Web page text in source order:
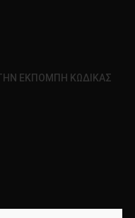
ΕΚΠΟΜΠΗ ΚΩΔΙΚΑΣ